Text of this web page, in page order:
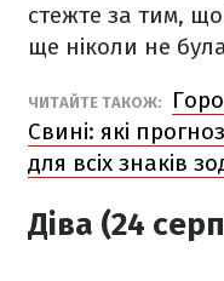
стежте за тим, що
ще ніколи не
ЧИТАЙТЕ ТАКОЖ:
Свині: які
для всіх знаків
Діва (24